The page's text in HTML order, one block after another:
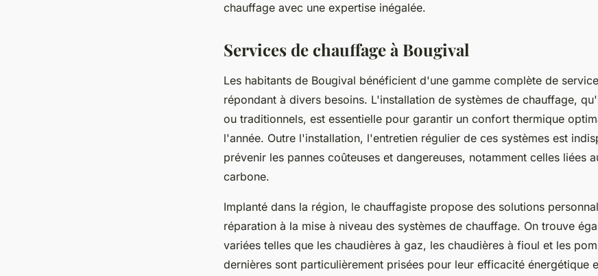
chauffage avec une expertise inégalée.
Services de chauffage à Bougival
Les habitants de Bougival bénéficient d'une gamme complète de
répondant à divers besoins. L'installation de systèmes de chauffage,
ou traditionnels, est essentielle pour garantir un confort thermique
l'année. Outre l'installation, l'entretien régulier de ces systèmes est
prévenir les pannes coûteuses et dangereuses, notamment celles liées
carbone.
Implanté dans la région, le chauffagiste propose des solutions
réparation à la mise à niveau des systèmes de chauffage. On trouve
variées telles que les chaudières à gaz, les chaudières à fioul et les
dernières sont particulièrement prisées pour leur efficacité énergétique